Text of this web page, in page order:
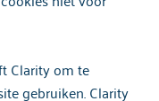
Clarity om te
gebruiken. Clarity